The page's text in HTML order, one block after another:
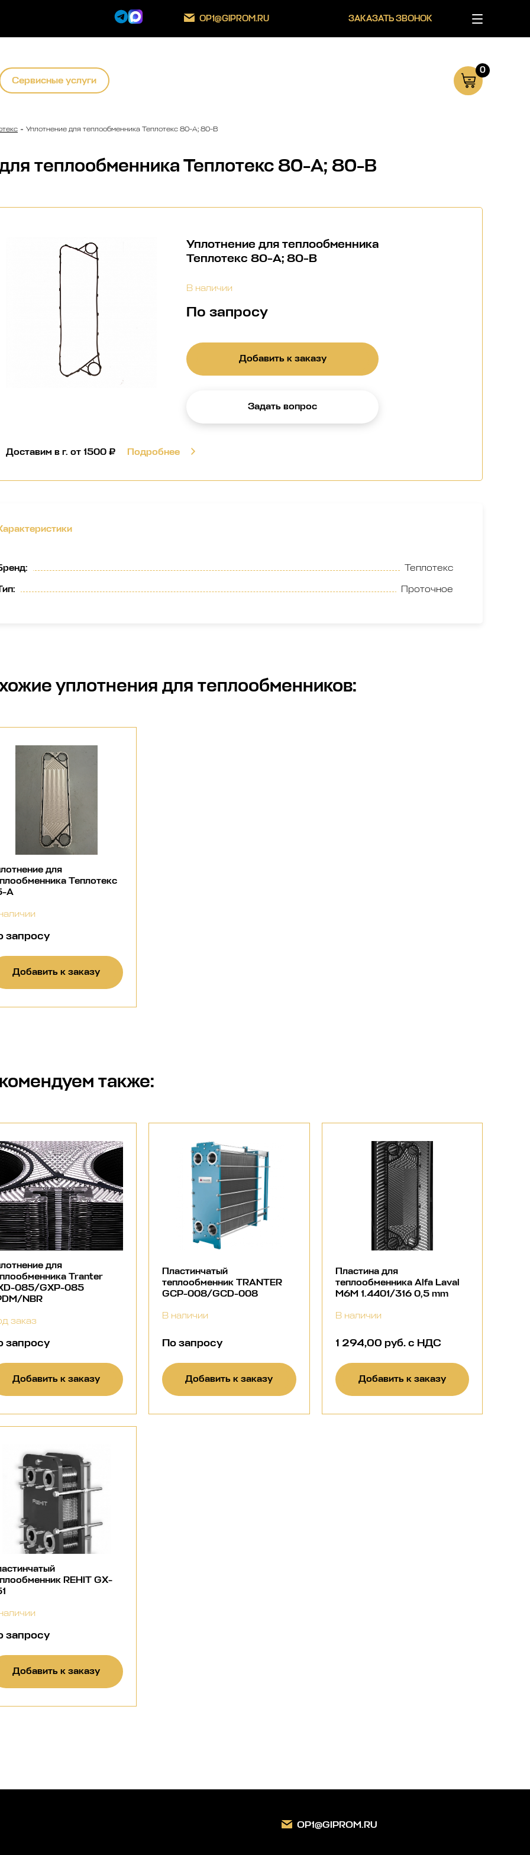
OP1@GIPROM.RU ЗАКАЗАТЬ ЗВОНОК
Сервисные услуги
0
Уплотнение для теплообменника Теплотекс 80-А; 80-B
теплообменника Теплотекс 80-А; 80-B
Уплотнение для теплообменника
Теплотекс 80-А; 80-B
В наличии
По запросу
Добавить к заказу
Задать вопрос
Доставим в г. от 1500 ₽ Подробнее
:
Теплотекс
: Проточное
уплотнения для теплообменников:
для
Теплотекс
А
запросу
Добавить к заказу
также:
для
Tranter
085/GXP-085
NBR
заказ
запросу
Добавить к заказу
Пластинчатый
теплообменник TRANTER
GCP-008/GCD-008
В наличии
По запросу
Добавить к заказу
Пластина для
теплообменника Alfa Laval
M6M 1.4401/316 0,5 mm
В наличии
1 294,00 руб. с НДС
Добавить к заказу
REHIT GX-
запросу
Добавить к заказу
OP1@GIPROM.RU